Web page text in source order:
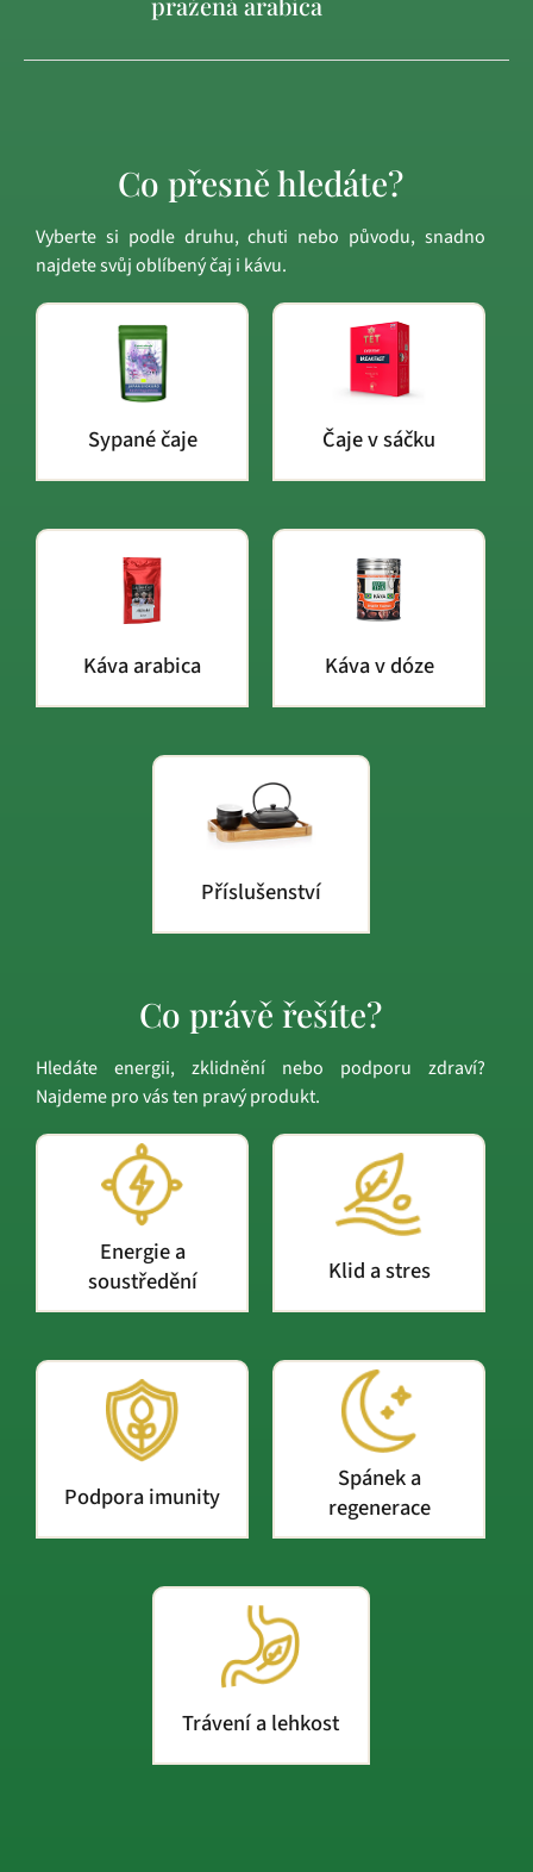
Co přesně hledáte?
Vyberte si podle druhu, chuti nebo původu, snadno
najdete svůj oblíbený čaj i kávu.
Sypané čaje Čaje v sáčku
Káva arabica Káva v dóze
Příslušenství
Co právě řešíte?
Hledáte energii, zklidnění nebo podporu zdraví?
Najdeme pro vás ten pravý produkt.
Energie a
soustředění
Klid a stres
Podpora imunity
Spánek a
regenerace
Trávení a lehkost